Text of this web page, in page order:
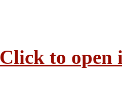
Click to open